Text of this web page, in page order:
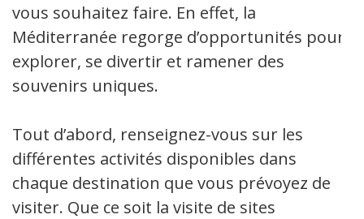
vous souhaitez faire. En effet, la
Méditerranée regorge d’opportunités pour
explorer, se divertir et ramener des
souvenirs uniques.
Tout d’abord, renseignez-vous sur les
différentes activités disponibles dans
chaque destination que vous prévoyez de
visiter. Que ce soit la visite de sites